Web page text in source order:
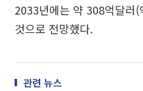
2033년에는 약 308억달러
것으로 전망했다.
관련 뉴스